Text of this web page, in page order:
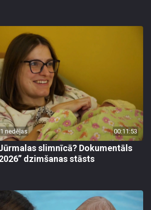
nedēļas 00:11:53
slimnīcā? Dokumentāls
dzimšanas stāsts